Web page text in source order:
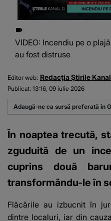
VIDEO: Incendiu pe o
au fost distruse
Editor web: Redacția Știrile
Publicat: 13:16, 09 iulie 2026
Adaugă-ne ca sursă preferată în
În noaptea trecută,
zguduită de un
cuprins două
transformându-le în
Flăcările au izbucnit în
dintre localuri, iar din